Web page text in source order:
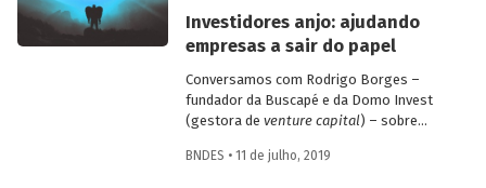
empresas de diagnóstico. Confira a seguir
as questões discutidas e vídeo com
alguns depoimentos do evento.
Investidores anjo: ajudando
empresas a sair do papel
Conversamos com Rodrigo Borges –
fundador da Buscapé e da Domo Invest
(gestora de venture capital) – sobre
Confira alguns destaques da entrevista e
BNDES • 11 de julho, 2019